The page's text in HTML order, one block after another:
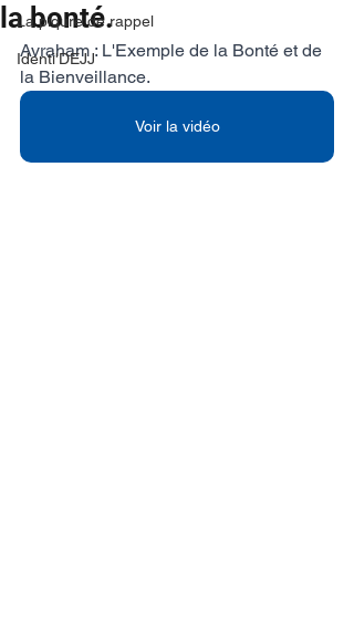
La piqure de rappel
Identi'DEJJ
la bonté.
Avraham : L'Exemple de la Bonté et de
la Bienveillance.
Voir la vidéo